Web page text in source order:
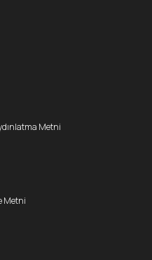
Metni
Metni